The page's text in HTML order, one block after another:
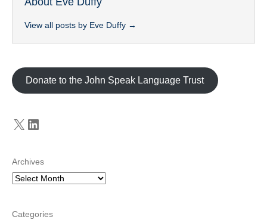
View all posts by Eve Duffy →
Donate to the John Speak Language Trust
X LinkedIn
Archives
Categories